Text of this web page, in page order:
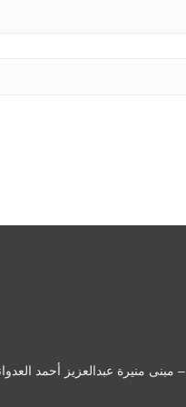
| السجل التجاري: 371726 | العنوان: الكويت - حولي – حولي قطعة 001 – شارع 17 – مبنى منيرة